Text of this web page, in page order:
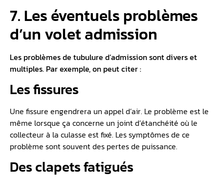
7. Les éventuels problèmes
d’un volet admission
Les problèmes de tubulure d’admission sont divers et
multiples. Par exemple, on peut citer :
Les fissures
Une fissure engendrera un appel d’air. Le problème est le
même lorsque ça concerne un joint d’étanchéité où le
collecteur à la culasse est fixé. Les symptômes de ce
problème sont souvent des pertes de puissance.
Des clapets fatigués